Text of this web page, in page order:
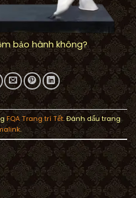
bảo hành không?
FQA Trang trí Tết. Đánh dấu trang
.